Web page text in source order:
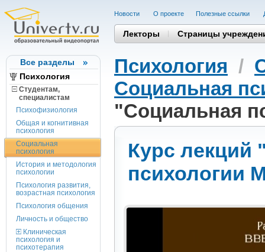
Все разделы
Психология
Студентам,
cпециалистам
Психофизиология
Общая и когнитивная
психология
Социальная
психология
История и методология
психологии
Психология развития,
возрастная психология
Психология общения
Личность и общество
Клиническая
психология и
психотерапия
Новости О проекте Полезные cсылки
Лекторы Страницы
Психология /
Социальная
"Социальная
Курс лекций
психологии